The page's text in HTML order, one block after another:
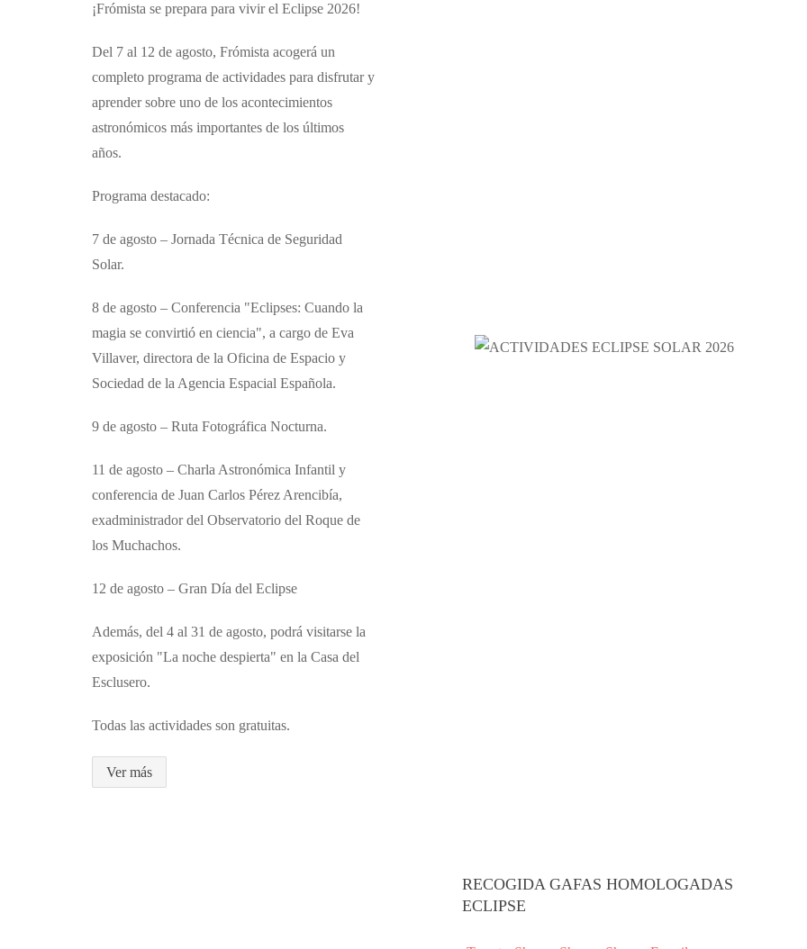
¡Frómista se prepara para vivir el Eclipse 2026!
Del 7 al 12 de agosto, Frómista acogerá un
completo programa de actividades para disfrutar y
aprender sobre uno de los acontecimientos
astronómicos más importantes de los últimos
años.
Programa destacado:
7 de agosto – Jornada Técnica de Seguridad
Solar.
8 de agosto – Conferencia "Eclipses: Cuando la
magia se convirtió en ciencia", a cargo de Eva
Villaver, directora de la Oficina de Espacio y
Sociedad de la Agencia Espacial Española.
9 de agosto – Ruta Fotográfica Nocturna.
11 de agosto – Charla Astronómica Infantil y
conferencia de Juan Carlos Pérez Arencibía,
exadministrador del Observatorio del Roque de
los Muchachos.
12 de agosto – Gran Día del Eclipse
Además, del 4 al 31 de agosto, podrá visitarse la
exposición "La noche despierta" en la Casa del
Esclusero.
Todas las actividades son gratuitas.
Ver más
RECOGIDA GAFAS HOMOLOGADAS
ECLIPSE